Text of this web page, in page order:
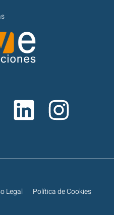
Legal Política de Cookies